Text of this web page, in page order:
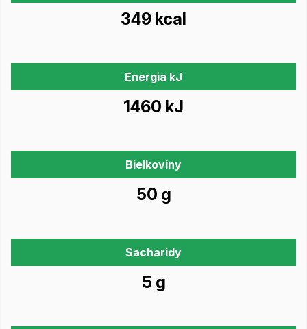
349 kcal
Energia kJ
1460 kJ
Bielkoviny
50 g
Sacharidy
5 g